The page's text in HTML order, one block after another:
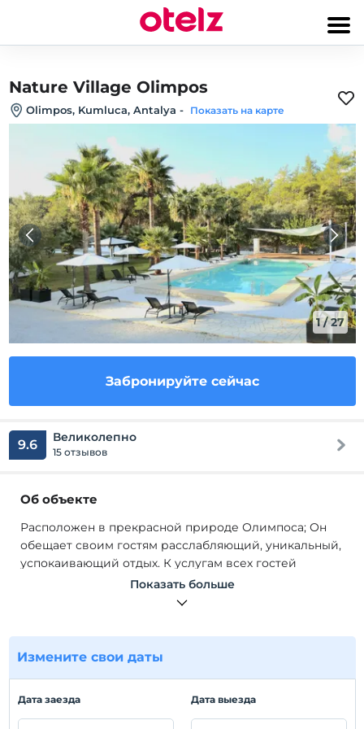
Nature Village Olimpos
Olimpos, Kumluca, Antalya - Показать на карте
1/27
Забронируйте сейчас
9.6 Великолепно
15 отзывов
Об объекте
Расположен в прекрасной природе Олимпоса; Он
обещает своим гостям расслабляющий, уникальный,
успокаивающий отдых. К услугам всех гостей
бесплатная парковка, Wi-Fi и пышный сад. Этот
объект; С годами он превратился в экологический
уйти от стресса повседневной жизни.
Nature Village - это природный курорт, созданный
проект для него самого, его друзей и тех, кто хочет
уйти от стресса повседневной жизни. В одной из
Показать больше
Измените свои даты
Дата заезда Дата выезда